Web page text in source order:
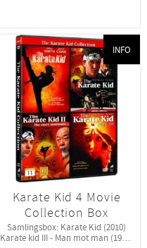
Karate Kid 4 Movie
Collection Box
Samlingsbox: Karate Kid (2010)
Karate kid III - Man mot man (1989)
INFO